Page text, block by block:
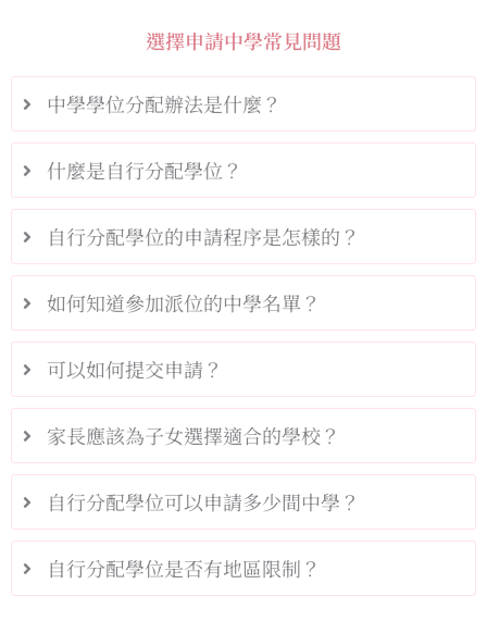
選擇申請中學常見問題
中學學位分配辦法是什麼？
什麼是自行分配學位？
自行分配學位的申請程序是怎樣的？
如何知道參加派位的中學名單？
可以如何提交申請？
家長應該為子女選擇適合的學校？
自行分配學位可以申請多少間中學？
自行分配學位是否有地區限制？